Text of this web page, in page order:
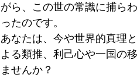
がら、この世の常識に捕ら
ったのです。
あなたは、今や世界的真理
よる類推、利己心や一国の
ませんか？